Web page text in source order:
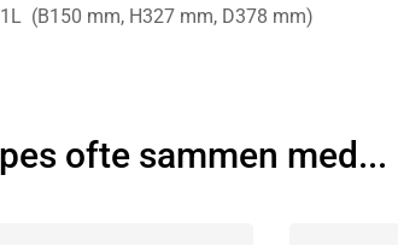
(B150 mm, H327 mm, D378 mm)
ofte sammen med...